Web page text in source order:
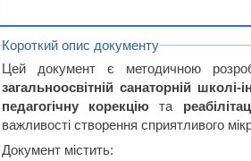
Короткий опис документу
Цей документ є методичною
загальноосвітній санаторній школі-
педагогічну корекціюта
важливості створення сприятливого
Документ містить: